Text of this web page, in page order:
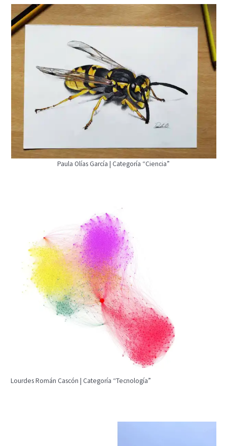
Paula Olías García | Categoría “Ciencia”
Lourdes Román Cascón | Categoría “Tecnología”